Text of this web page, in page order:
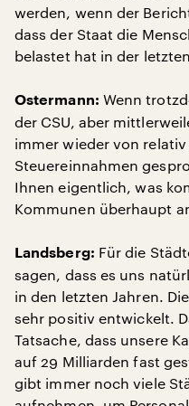
werden, wenn der
dass der Staat die
belastet hat in der
Ostermann: Wenn
der CSU, aber
immer wieder von
Steuereinnahmen
Ihnen eigentlich, was
Kommunen überhaupt
Landsberg: Für die
sagen, dass es uns
in den letzten Jahren.
sehr positiv entwickelt.
Tatsache, dass unsere
auf 29 Milliarden fast
gibt immer noch viele